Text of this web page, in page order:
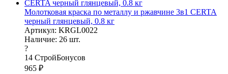
Молотковая краска по металлу и ржавчине 3в1 CERTA
черный глянцевый, 0.8 кг
Артикул: KRGL0022
Наличие: 26 шт.
?
14 СтройБонусов
965 ₽